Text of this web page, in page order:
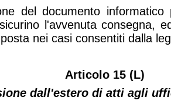
del documento
l'avvenuta consegna,
nei casi consentiti dalla
Articolo 15 (L)
dall'estero di atti agli